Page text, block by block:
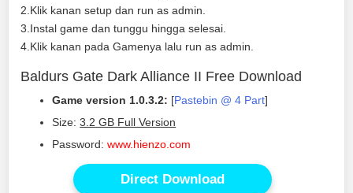
2.Klik kanan setup dan run as admin.
3.Instal game dan tunggu hingga selesai.
4.Klik kanan pada Gamenya lalu run as admin.
Baldurs Gate Dark Alliance II Free Download
Game version 1.0.3.2: [Pastebin @ 4 Part]
Size:3.2 GB Full Version
Password:www.hienzo.com
Direct Download